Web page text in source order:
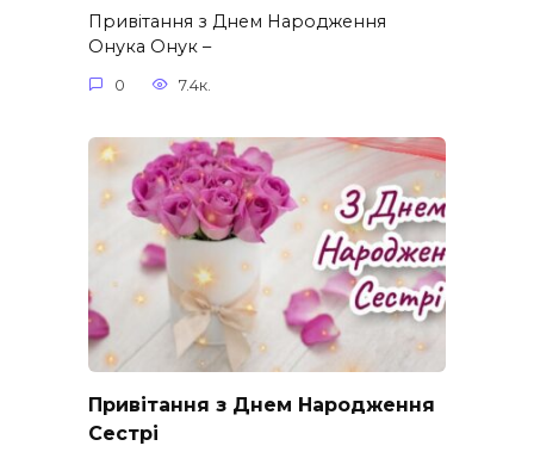
Привітання з Днем Народження
Онука Онук –
0 7.4к.
Привітання з Днем Народження
Сестрі